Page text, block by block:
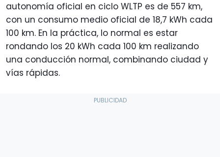
autonomía oficial en ciclo WLTP es de 557 km,
con un consumo medio oficial de 18,7 kWh cada
100 km. En la práctica, lo normal es estar
rondando los 20 kWh cada 100 km realizando
una conducción normal, combinando ciudad y
vías rápidas.